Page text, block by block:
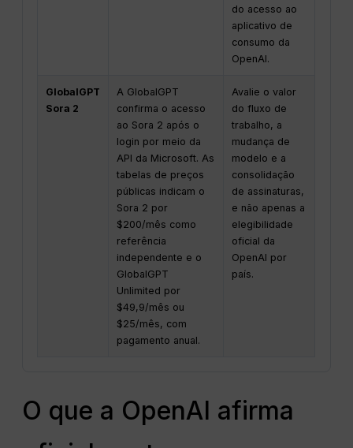
do acesso ao
aplicativo de
consumo da
OpenAI.
GlobalGPT
Sora 2
A GlobalGPT
confirma o acesso
ao Sora 2 após o
login por meio da
API da Microsoft. As
tabelas de preços
públicas indicam o
Sora 2 por
$200/mês como
referência
independente e o
GlobalGPT
Unlimited por
$49,9/mês ou
$25/mês, com
pagamento anual.
Avalie o valor
do fluxo de
trabalho, a
mudança de
modelo e a
consolidação
de assinaturas,
e não apenas a
elegibilidade
oficial da
OpenAI por
país.
O que a OpenAI afirma